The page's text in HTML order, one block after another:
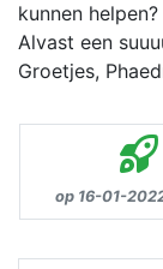
kunnen
Alvast een
Groetjes,
op 16-01-